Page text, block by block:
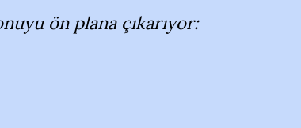
ön plana çıkarıyor: